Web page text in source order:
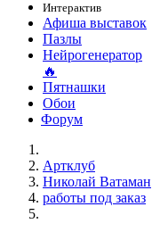
Интерактив
Афиша выставок
Пазлы
Нейрогенератор
🔥
Пятнашки
Обои
Форум
Артклуб
Николай Ватаман
работы под заказ